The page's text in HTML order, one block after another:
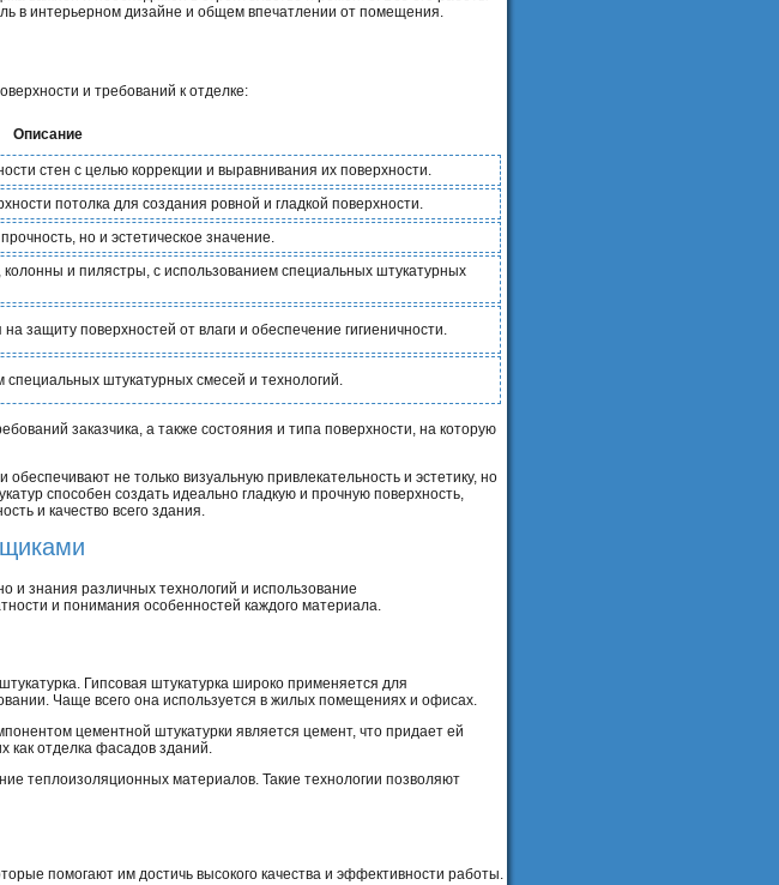
в интерьерном дизайне и общем впечатлении от помещения.
и требований к отделке:
Описание
стен с целью коррекции и выравнивания их поверхности.
потолка для создания ровной и гладкой поверхности.
но и эстетическое значение.
колонны и пилястры, с использованием специальных штукатурных
защиту поверхностей от влаги и обеспечение гигиеничности.
специальных штукатурных смесей и технологий.
заказчика, а также состояния и типа поверхности, на которую
не только визуальную привлекательность и эстетику, но
способен создать идеально гладкую и прочную поверхность,
и качество всего здания.
и знания различных технологий и использование
и понимания особенностей каждого материала.
Гипсовая штукатурка широко применяется для
Чаще всего она используется в жилых помещениях и офисах.
цементной штукатурки является цемент, что придает ей
как отделка фасадов зданий.
теплоизоляционных материалов. Такие технологии позволяют
помогают им достичь высокого качества и эффективности работы.